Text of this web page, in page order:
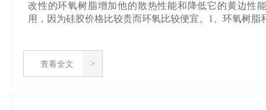
改性的环氧树脂增加他的散热性能和降低它的黄边性
用，因为硅胶价格比较贵而环氧比较便宜。1、环氧树脂
查看全文